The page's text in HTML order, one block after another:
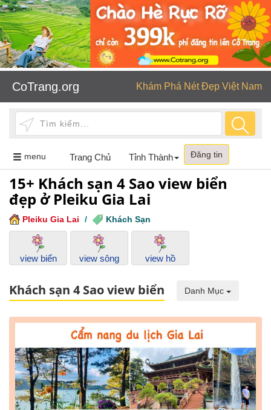
CoTrang.org Khám Phá Nét Đẹp Việt Nam
menu Toggle
navigation
Trang Chủ Tỉnh Thành Đăng tin
15+ Khách sạn 4 Sao view biển
đẹp ở Pleiku Gia Lai
Pleiku Gia Lai / Khách Sạn
view biển view sông view hồ
Khách sạn 4 Sao view biển Danh Mục